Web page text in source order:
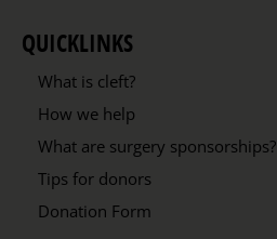
QUICKLINKS
What is cleft?
How we help
What are surgery sponsorships?
Tips for donors
Donation Form